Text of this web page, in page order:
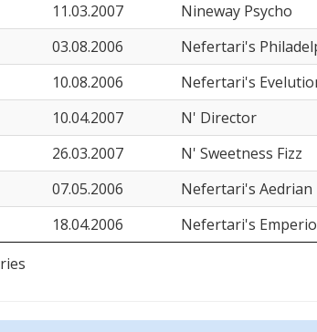
11.03.2007 Nineway Psycho
03.08.2006 Nefertari's
10.08.2006 Nefertari's
10.04.2007 N' Director
26.03.2007 N' Sweetness Fizz
07.05.2006 Nefertari's Aedrian
18.04.2006 Nefertari's